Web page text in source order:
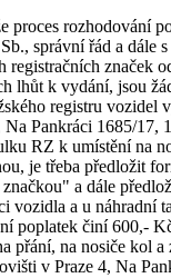
proces rozhodování
správní řád a dále
registračních značek
lhůt k vydání, jsou
registru vozidel
Pankráci 1685/17,
RZ k umístění na
je třeba předložit
a dále
vozidla a u náhradní
poplatek činí 600,-
přání, na nosiče kol a
v Praze 4, Na